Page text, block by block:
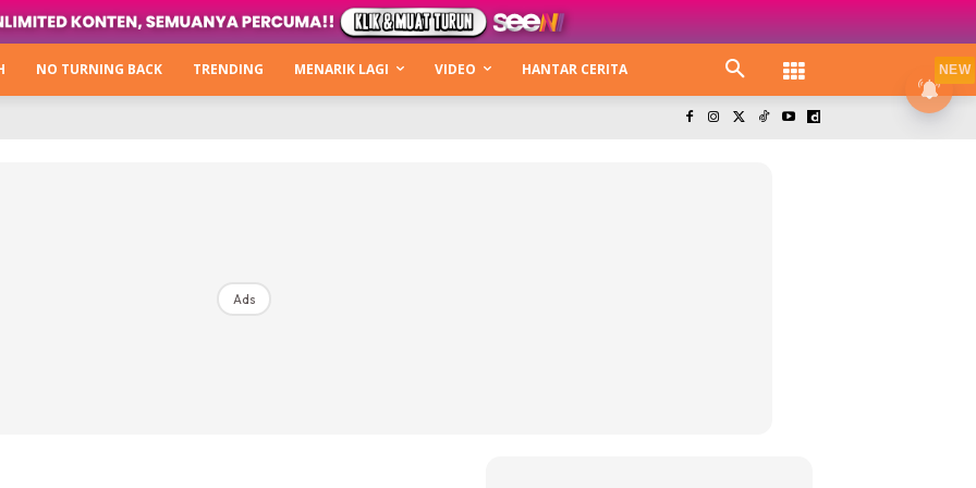
Hijabista
Next Level
NO TURNING BACK TRENDING MENARIK LAGI VIDEO HANTAR CERITA
Ads
NEW